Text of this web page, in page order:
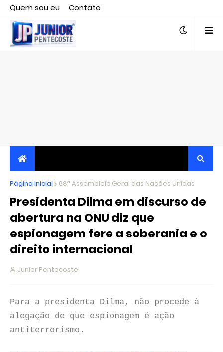
Quem sou eu
Contato
Editor responsável, jornalista Clovis Almeida.
JORNALISMO INDEPENDENTE, TRANSPARENTE E
CRÍTICO
Página inicial 68ª Assembleia Geral das Nações Unidas
Presidenta Dilma em discurso de
abertura na ONU diz que
espionagem fere a soberania e o
direito internacional
Junior Pentecoste
Para a presidenta Dilma, não procede à
alegação de que espionagem é ação
antiterrorismo.